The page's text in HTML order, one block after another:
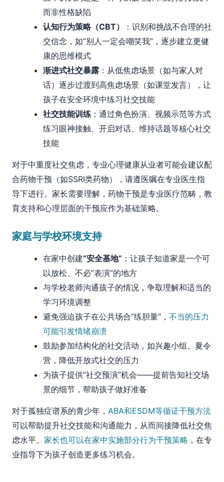
而非性格缺陷
认知行为策略（CBT）
：识别和挑战不合理的社
交信念，如”别人一定会嘲笑我”，逐步建立更健
康的思维模式
渐进式社交暴露 ：从低焦虑场景（如与家人对
话）逐步过渡到高焦虑场景（如课堂发言），让
孩子在安全环境中练习社交技能
社交技能训练 ：通过角色扮演、视频示范等方式
练习眼神接触、开启对话、维持话题等核心社交
技能
对于中重度社交焦虑，专业心理健康从业者可能会建议配
合药物干预（如SSRI类药物），请遵医嘱在专业医生指
导下进行。家长需要理解，药物干预是专业医疗范畴，教
育支持和心理层面的干预应作为基础策略。
家庭与学校环境支持
在家中创建“安全基地” ：让孩子知道家是一个可
以放松、不必”表演”的地方
与学校老师沟通孩子的情况，争取理解和适当的
学习环境调整
避免强迫孩子在公共场合”练胆量”， 不当的压力
可能引发情绪崩溃
鼓励参加结构化的社交活动，如兴趣小组、夏令
营，降低开放式社交的压力
为孩子提供”社交预演”机会——提前告知社交场
景的细节，帮助孩子做好准备
对于孤独症谱系的青少年， ABA和ESDM等循证干预方法
可以帮助提升社交技能和沟通能力，从而间接降低社交焦
虑水平。 家长也可以在家中实施部分行为干预策略 ，在专
业指导下为孩子创造更多练习机会。